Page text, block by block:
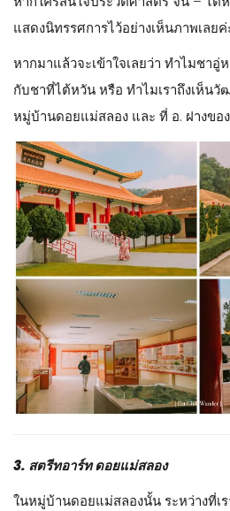
แสดงนิทรรศการไว้อย่างเห็นภาพเลยค่
หากมาแล้วจะเข้าใจเลยว่า ทำไมชาอู่
กับชาที่ไต้หวัน หรือ ทำไมเราถึงเห็น
หมู่บ้านดอยแม่สลอง และ ที่ อ. ฝางขอ
3. สตรีทอาร์ท ดอยแม่สลอง
ในหมู่บ้านดอยแม่สลองนั้น ระหว่างที่เ